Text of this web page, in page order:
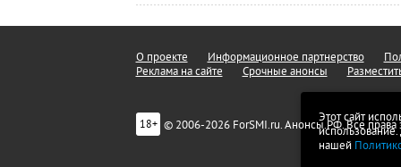
Этот сайт
нашей
О проекте Информационное партнерство
Реклама на сайте
Срочные анонсы
18+ © 2006-2026 ForSMI.ru. Анонсы.РФ. Все